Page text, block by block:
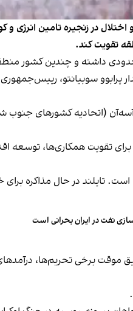
در زنجیره تامین
تقویت کند.
پس از دیدار پرابوو سوبیانتو،
(اتحادیه کشورهای جنوب
منطقه‌ای است که ۱۰ کشور جنوب شرق آسیا را
تایلند در حال مذاکره برای
نفت در ایران بحرانی است
برخی تحریم‌ها، درآمدهای